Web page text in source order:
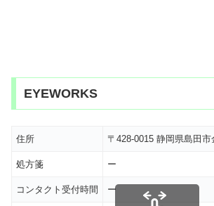
EYEWORKS
住所 〒428-0015 静岡県島田
処方箋 ー
コンタクト受付時間 ー